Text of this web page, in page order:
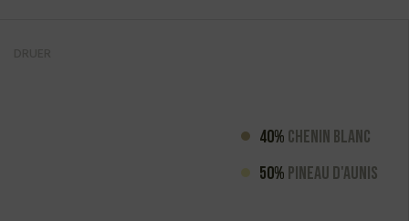
40% Chenin Blanc
50% Pineau d'Aunis